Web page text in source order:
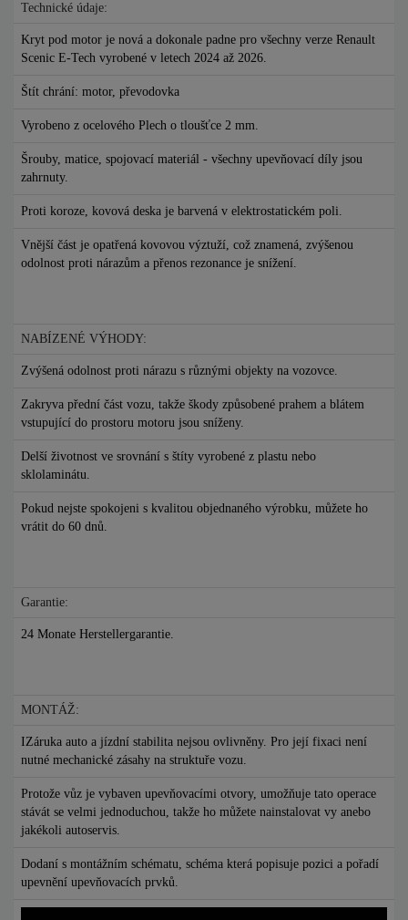
Technické údaje:
Kryt pod motor je nová a dokonale padne pro všechny verze Renault
Scenic E-Tech vyrobené v letech 2024 až 2026.
Štít chrání: motor, převodovka
Vyrobeno z ocelového Plech o tloušťce 2 mm.
Šrouby, matice, spojovací materiál - všechny upevňovací díly jsou
zahrnuty.
Proti koroze, kovová deska je barvená v elektrostatickém poli.
Vnější část je opatřená kovovou výztuží, což znamená, zvýšenou
odolnost proti nárazům a přenos rezonance je snížení.
NABÍZENÉ VÝHODY:
Zvýšená odolnost proti nárazu s různými objekty na vozovce.
Zakryva přední část vozu, takže škody způsobené prahem a blátem
vstupující do prostoru motoru jsou sníženy.
Delší životnost ve srovnání s štíty vyrobené z plastu nebo
sklolaminátu.
Pokud nejste spokojeni s kvalitou objednaného výrobku, můžete ho
vrátit do 60 dnů.
Garantie:
24 Monate Herstellergarantie.
MONTÁŽ:
IZáruka auto a jízdní stabilita nejsou ovlivněny. Pro její fixaci není
nutné mechanické zásahy na struktuře vozu.
Protože vůz je vybaven upevňovacími otvory, umožňuje tato operace
stávát se velmi jednoduchou, takže ho můžete nainstalovat vy anebo
jakékoli autoservis.
Dodaní s montážním schématu, schéma která popisuje pozici a pořadí
upevnění upevňovacích prvků.